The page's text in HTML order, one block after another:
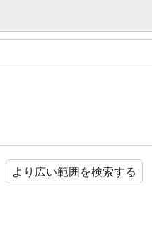
より広い範囲を検索する